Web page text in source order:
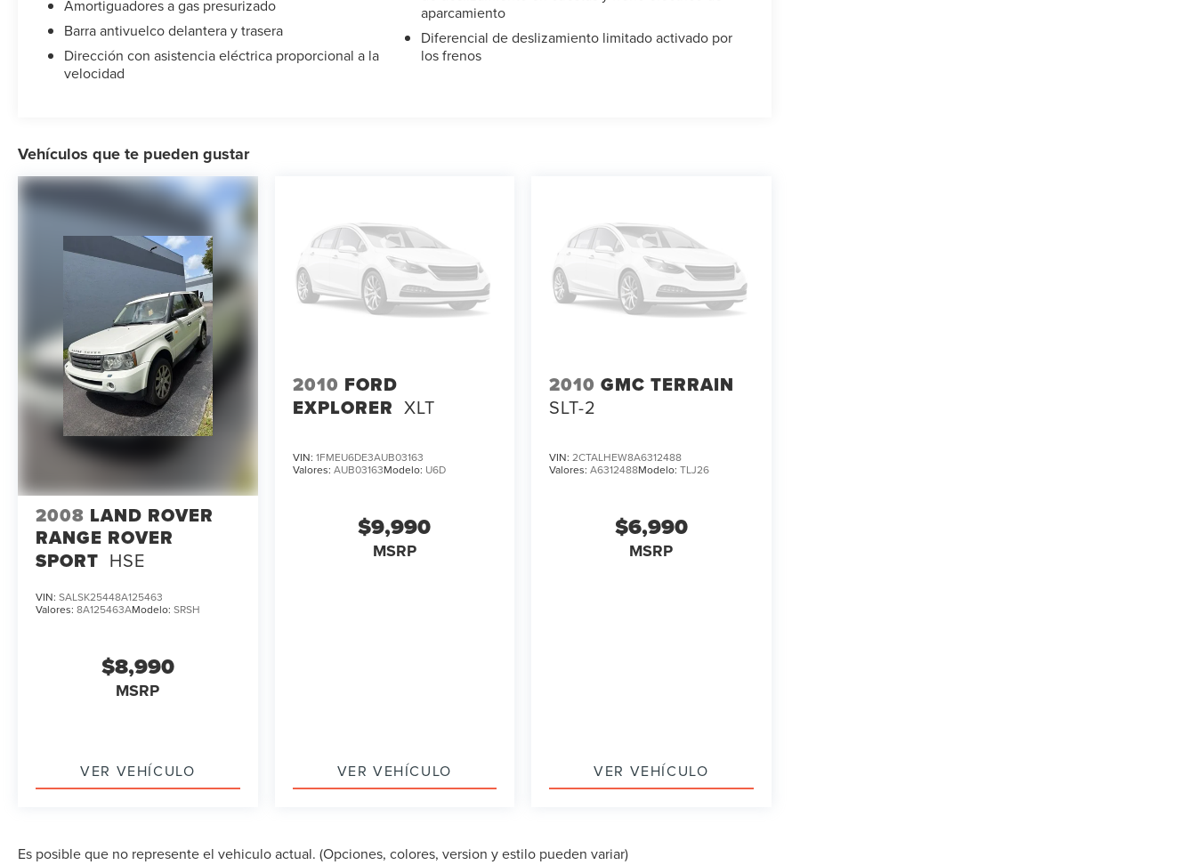
Amortiguadores a gas presurizado
Barra antivuelco delantera y trasera
Dirección con asistencia eléctrica proporcional a la
velocidad
aparcamiento
Diferencial de deslizamiento limitado activado por
los frenos
Vehículos que te pueden gustar
2008 LAND ROVER
RANGE ROVER
SPORT HSE
VIN: SALSK25448A125463
Valores: 8A125463AModelo: SRSH
$8,990
MSRP
VER VEHÍCULO
2010 FORD
EXPLORER XLT
VIN: 1FMEU6DE3AUB03163
Valores: AUB03163Modelo: U6D
$9,990
MSRP
VER VEHÍCULO
2010 GMC TERRAIN
SLT-2
VIN:2CTALHEW8A6312488
Valores:A6312488Modelo:TLJ26
$6,990
MSRP
VER VEHÍCULO
Es posible que no represente el vehiculo actual. (Opciones, colores, version y estilo pueden variar)